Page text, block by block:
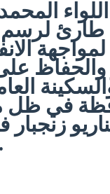
طارئ
في
حضرموت .